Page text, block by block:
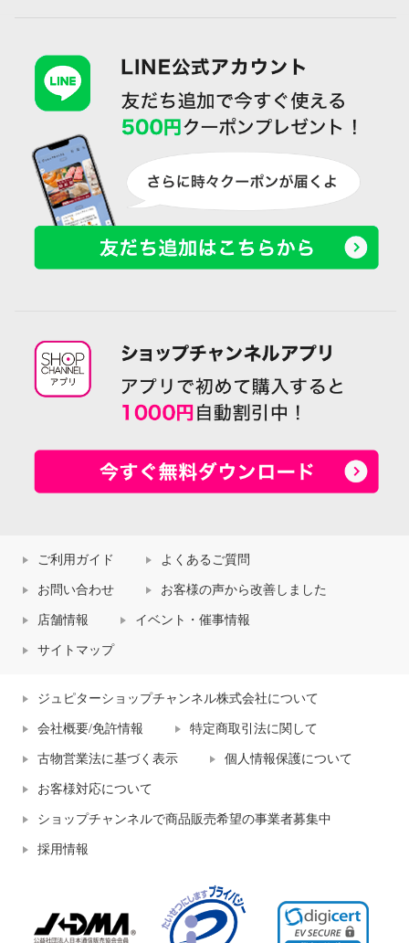
ご利用ガイド よくあるご質問
お問い合わせ お客様の声から改善しました
店舗情報 イベント・催事情報
サイトマップ
ジュピターショップチャンネル株式会社について
会社概要/免許情報 特定商取引法に関して
古物営業法に基づく表示 個人情報保護について
お客様対応について
ショップチャンネルで商品販売希望の事業者募集中
採用情報